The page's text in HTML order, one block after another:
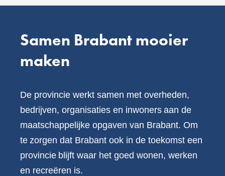
Samen Brabant mooier
maken
De provincie werkt samen met overheden,
bedrijven, organisaties en inwoners aan de
maatschappelijke opgaven van Brabant. Om
te zorgen dat Brabant ook in de toekomst een
provincie blijft waar het goed wonen, werken
en recreëren is.